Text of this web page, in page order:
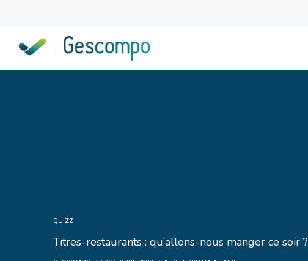
QUIZZ
Titres-restaurants : qu’allons-nous manger ce soir ?